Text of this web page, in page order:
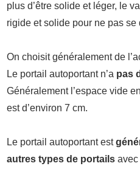
plus d’être solide et léger, le
rigide et solide pour ne pas se
On choisit généralement de
Le portail autoportant n’a pas
Généralement l’espace vide
est d’environ 7 cm.
Le portail autoportant est
autres types de portails avec